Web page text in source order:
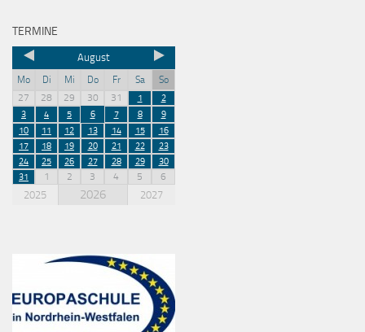
TERMINE
August
Mo Di Mi Do Fr Sa
So
27
28 29 30 31 1
2
3
4 5 6 7 8
9
10
11 12 13 14 15
16
17
18 19 20 21 22
23
24
25 26 27 28 29
30
31
1 2 3 4 5 6
2025 2026 2027